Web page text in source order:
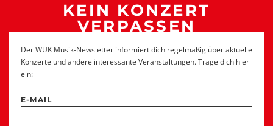
KEIN KONZERT
VERPASSEN
Der WUK Musik-Newsletter informiert dich regelmäßig über aktuelle
Konzerte und andere interessante Veranstaltungen. Trage dich hier
ein:
E-MAIL